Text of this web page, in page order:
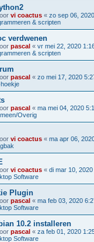
vi coactus « zo sep 06,
& scripten
verdwenen
pascal « vr mei 22, 2020
& scripten
pascal « zo mei 17, 2020
pascal « ma mei 04, 2020
Overig
vi coactus « ma apr 06,
vi coactus « di mar 10,
Software
Plugin
pascal « ma feb 03, 2020
Software
10.2 installeren
pascal « za feb 01, 2020
Software